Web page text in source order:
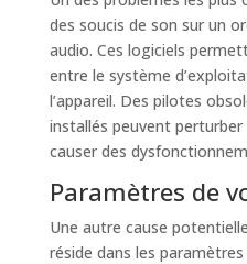
des soucis de son sur un
audio. Ces logiciels
entre le système
l’appareil. Des pilotes
installés peuvent
causer des
Paramètres de
Une autre cause
réside dans les